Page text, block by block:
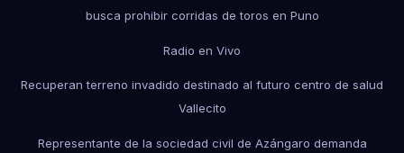
busca prohibir corridas de toros en Puno
Radio en Vivo
Recuperan terreno invadido destinado al futuro centro de salud
Vallecito
Representante de la sociedad civil de Azángaro demanda